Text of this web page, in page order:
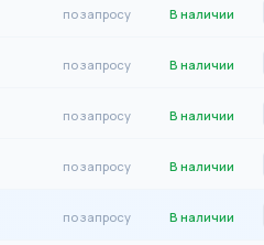
по запросу В наличии
по запросу В наличии
по запросу В наличии
по запросу В наличии
по запросу В наличии